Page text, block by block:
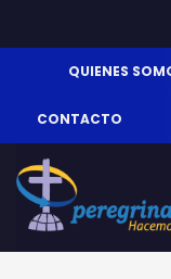
QUIENES
CONTACTO